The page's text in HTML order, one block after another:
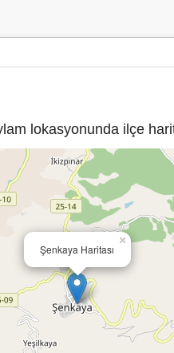
lokasyonunda ilçe
Şenkaya Haritası
×